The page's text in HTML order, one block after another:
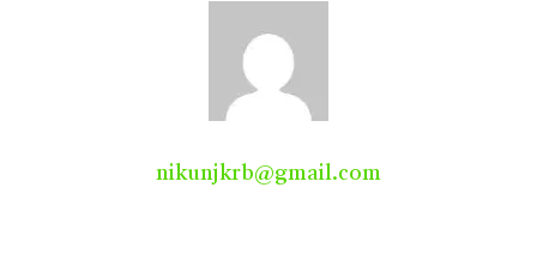
nikunjkrb@gmail.com